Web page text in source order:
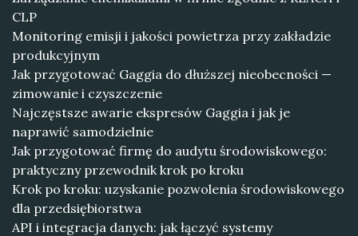
CLP
Monitoring emisji i jakości powietrza przy zakładzie
produkcyjnym
Jak przygotować Gaggia do dłuższej nieobecności —
zimowanie i czyszczenie
Najczęstsze awarie ekspresów Gaggia i jak je
naprawić samodzielnie
Jak przygotować firmę do audytu środowiskowego:
praktyczny przewodnik krok po kroku
Krok po kroku: uzyskanie pozwolenia środowiskowego
dla przedsiębiorstwa
API i integracja danych: jak łączyć systemy